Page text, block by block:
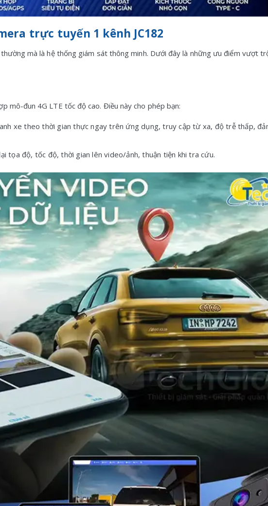
trực tuyến 1 kênh JC182
mà là hệ thống giám sát thông minh. Dưới đây là những ưu điểm vượt
mô-đun 4G LTE tốc độ cao. Điều này cho phép bạn:
xe theo thời gian thực ngay trên ứng dụng, truy cập từ xa, độ trễ thấp,
tọa độ, tốc độ, thời gian lên video/ảnh, thuận tiện khi tra cứu.